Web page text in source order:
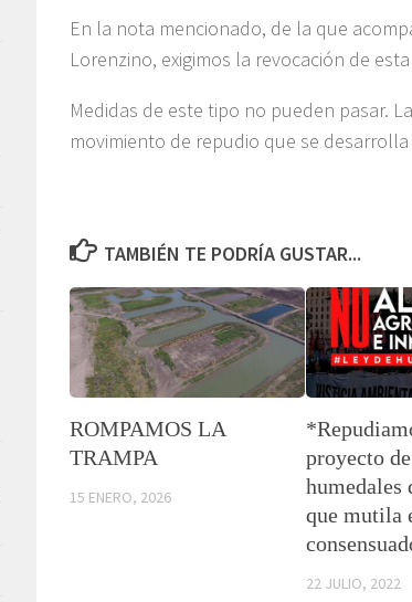
En la nota mencionado, de la que
Lorenzino, exigimos la revocación de
Medidas de este tipo no pueden pasar.
movimiento de repudio que se desarrolla
TAMBIÉN TE PODRÍA GUSTAR...
ROMPAMOS LA
TRAMPA
15 ENERO, 2026
proyecto
humedales
que mutila
22 JULIO, 2022